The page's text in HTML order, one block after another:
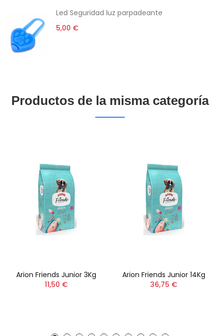
Led Seguridad luz parpadeante
5,00 €
Productos de la misma categoría
Arion Friends Junior 3Kg
11,50 €
Arion Friends Junior 14Kg
36,75 €